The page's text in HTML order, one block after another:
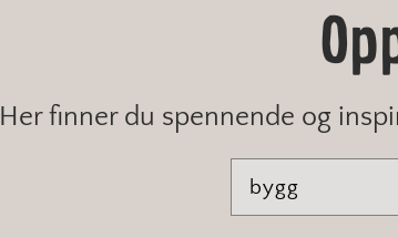
Her finner du spennende og